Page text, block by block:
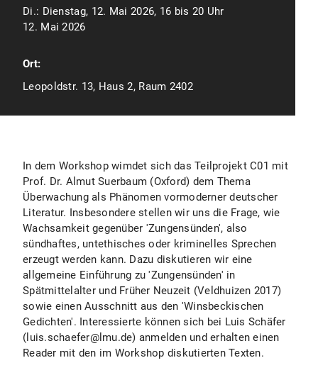
Di.: Dienstag, 12. Mai 2026, 16 bis 20 Uhr
12. Mai 2026
Ort:
Leopoldstr. 13, Haus 2, Raum 2402
In dem Workshop wimdet sich das Teilprojekt C01 mit
Prof. Dr. Almut Suerbaum (Oxford) dem Thema
Überwachung als Phänomen vormoderner deutscher
Literatur. Insbesondere stellen wir uns die Frage, wie
Wachsamkeit gegenüber 'Zungensünden', also
sündhaftes, untethisches oder kriminelles Sprechen
erzeugt werden kann. Dazu diskutieren wir eine
allgemeine Einführung zu 'Zungensünden' in
Spätmittelalter und Früher Neuzeit (Veldhuizen 2017)
sowie einen Ausschnitt aus den 'Winsbeckischen
Gedichten'. Interessierte können sich bei Luis Schäfer
(luis.schaefer@lmu.de) anmelden und erhalten einen
Reader mit den im Workshop diskutierten Texten.